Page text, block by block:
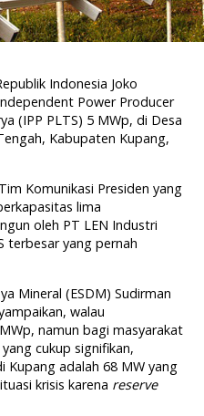
Indonesia Joko
Power Producer
(IPP PLTS) 5 MWp, di Desa
Kabupaten Kupang,
Komunikasi Presiden yang
lima
oleh PT LEN Industri
terbesar yang pernah
Mineral (ESDM) Sudirman
walau
namun bagi masyarakat
cukup signifikan,
adalah 68 MW yang
krisis karena reserve